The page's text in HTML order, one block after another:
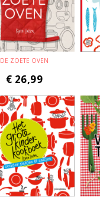
DE ZOETE OVEN
€ 26,99